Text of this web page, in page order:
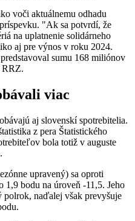
voči aktuálnemu odhadu
"Ak sa potvrdí, že
na uplatnenie solidárneho
aj pre výnos v roku 2024.
sumu 168 miliónov
RRZ.
viac
aj slovenskí spotrebitelia.
z pera Štatistického
bola totiž v auguste
upravený) sa oproti
1,9 bodu na úroveň -11,5. Jeho
polrok, naďalej však prevyšuje